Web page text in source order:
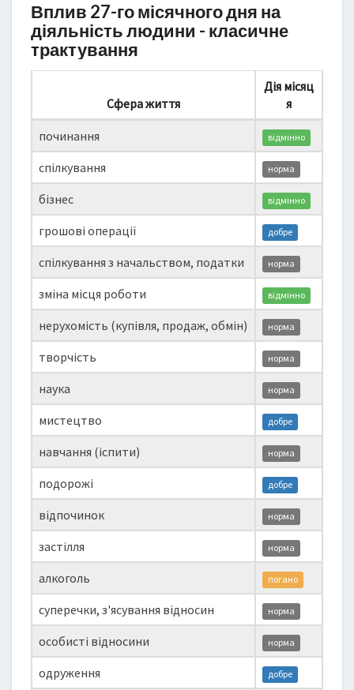
Вплив 27-го місячного дня на
діяльність людини - класичне
трактування
Сфера життя
Дія місяц
я
починання відмінно
спілкування норма
бізнес відмінно
грошові операції добре
спілкування з начальством, податки норма
зміна місця роботи відмінно
нерухомість (купівля, продаж, обмін) норма
творчість норма
наука норма
мистецтво добре
навчання (іспити) норма
подорожі добре
відпочинок норма
застілля норма
алкоголь погано
суперечки, з'ясування відносин норма
особисті відносини норма
одруження добре